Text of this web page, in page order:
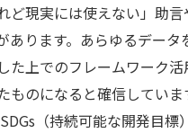
ど現実には使えない」助
あります。あらゆるデータ
た上でのフレームワーク
ものになると確信していま
（持続可能な開発目標